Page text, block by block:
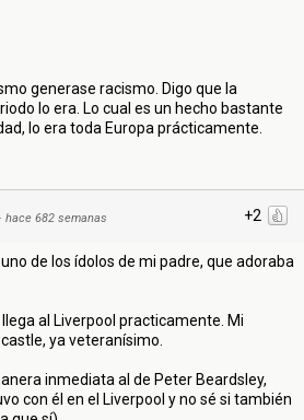
generase racismo. Digo que la
lo era. Lo cual es un hecho bastante
lo era toda Europa prácticamente.
+2
· hace 682 semanas
de los ídolos de mi padre, que adoraba
al Liverpool practicamente. Mi
ya veteranísimo.
inmediata al de Peter Beardsley,
con él en el Liverpool y no sé si también